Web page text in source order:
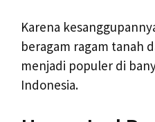
Karena
beragam ragam tanah
menjadi populer di
Indonesia.